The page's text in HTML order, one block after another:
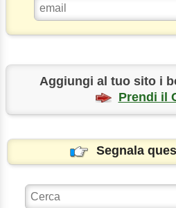
Aggiungi al tuo sito i
Prendi il
Segnala